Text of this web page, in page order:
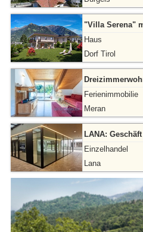
"Villa Serena"
Haus
Dorf Tirol
Ferienimmobilie
Meran
LANA:
Einzelhandel
Lana